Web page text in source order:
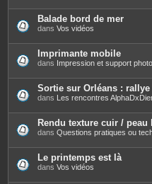
Balade bord de mer
dans Vos vidéos
Imprimante mobile
dans Impression et support photo
Sortie sur Orléans :
dans Les rencontres
Rendu texture cuir /
dans Questions pratiques ou
Le printemps est là
dans Vos vidéos